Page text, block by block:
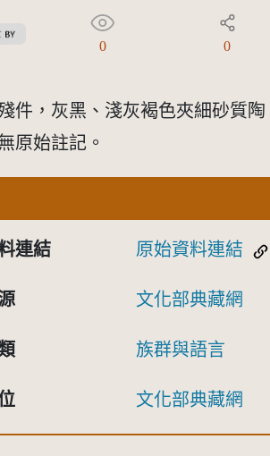
創用CC姓名標示 3.0 台灣及其後版本(CC BY 3.0 TW +)
0 0
件，灰黑、淺灰褐色夾細砂質
原始註記。
連結 原始資料連結
文化部典藏網
族群與語言
文化部典藏網